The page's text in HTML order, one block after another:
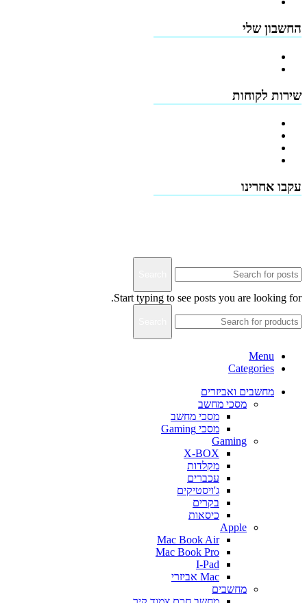
החשבון שלי
שירות לקוחות
עקבו אחרינו
Start typing to see posts you are looking for.
Menu
Categories
מחשבים ואביזרים
מסכי מחשב
מסכי מחשב
מסכי Gaming
Gaming
X-BOX
מקלדות
עכברים
ג'ויסטיקים
בקרים
כיסאות
Apple
Mac Book Air
Mac Book Pro
I-Pad
Mac אביזרי
מחשבים